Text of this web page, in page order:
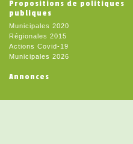
Propositions de politiques
publiques
Municipales 2020
Régionales 2015
Actions Covid-19
Municipales 2026
Annonces